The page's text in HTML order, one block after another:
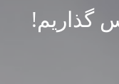
گذاریم!